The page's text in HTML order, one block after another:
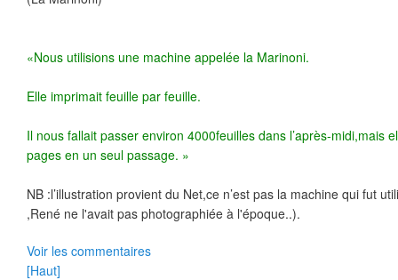
«Nous utilisions une machine appelée la Marinoni.
Elle imprimait feuille par feuille.
Il nous fallait passer environ 4000feuilles dans l’après-midi,mais
pages en un seul passage. »
NB :l’illustration provient du Net,ce n’est pas la machine qui fut
,René ne l'avait pas photographiée à l'époque..).
Voir les commentaires
[Haut]